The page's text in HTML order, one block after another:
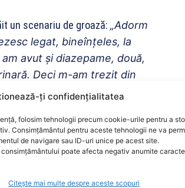
ți confidențialitatea
folosim tehnologii precum cookie-urile pentru a
Consimțământul pentru aceste tehnologii ne va
de navigare sau ID-uri unice pe acest site.
poate afecta negativ anumite
Citește mai multe despre aceste scopuri
un scenariu de groază: „Adorm
legat, bineînțeles, la
avut și diazepame, două,
Deci m-am trezit din
a asistentei sau a nu știu
mă puneam și în genunchi, să-
sondă, stați acolo!”. ”Băi,